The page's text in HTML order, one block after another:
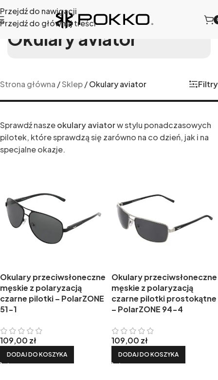
Przejdź do nawigacji
Przejdź do głównej treści
Okulary aviator
Strona główna /Sklep/Okulary aviator Filtry
Sprawdź naszeokulary aviatorw stylu ponadczasowych
pilotek, które sprawdzą się zarówno na co dzień, jak i na
specjalne okazje.
Okulary przeciwsłoneczne
męskie z polaryzacją
czarne pilotki – PolarZONE
51-1
109,00 zł
DODAJ DO KOSZYKA
Okulary przeciwsłoneczne
męskie z polaryzacją
czarne pilotki prostokątne
– PolarZONE 94-4
109,00 zł
DODAJ DO KOSZYKA